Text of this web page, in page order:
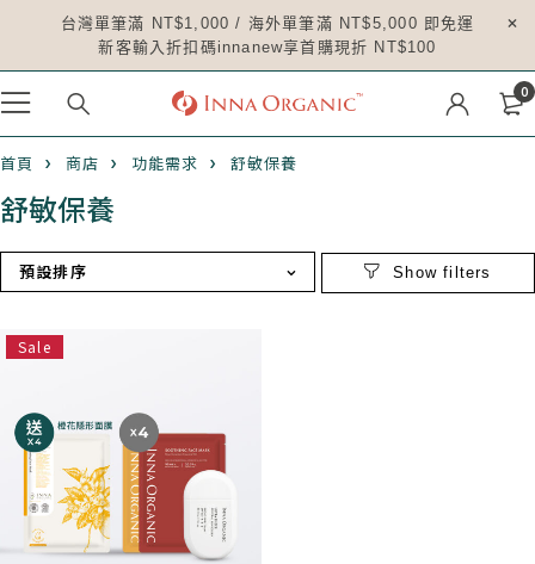
台灣單筆滿 NT$1,000 / 海外單筆滿 NT$5,000 即免運
新客輸入折扣碼innanew享首購現折 NT$100
0
首頁 商店 功能需求 舒敏保養
舒敏保養
預設排序
Sale